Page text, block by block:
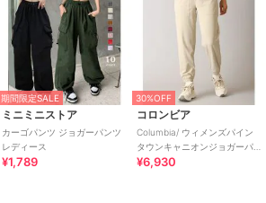
期間限定SALE
ミニミニストア
カーゴパンツ ジョガーパンツ
レディース
¥1,789
30%OFF
コロンビア
Columbia/ ウィメンズパイン
タウンキャニオンジョガーパ
ンツ /コロンビア
¥6,930